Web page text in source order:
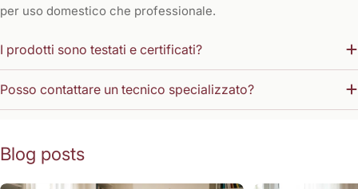
per uso domestico che professionale.
I prodotti sono testati e certificati?
Posso contattare un tecnico specializzato?
Blog posts